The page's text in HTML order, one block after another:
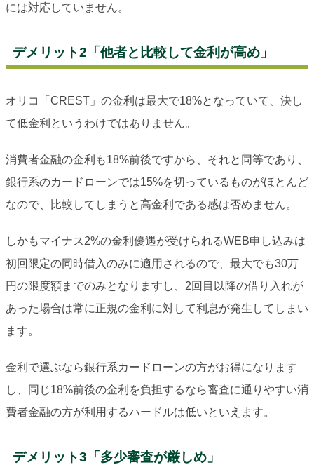
には対応していません。
デメリット2「他者と比較して金利が高め」
オリコ「CREST」の金利は最大で18%となっていて、決し
て低金利というわけではありません。
消費者金融の金利も18%前後ですから、それと同等であり、
銀行系のカードローンでは15%を切っているものがほとんど
なので、比較してしまうと高金利である感は否めません。
しかもマイナス2%の金利優遇が受けられるWEB申し込みは
初回限定の同時借入のみに適用されるので、最大でも30万
円の限度額までのみとなりますし、2回目以降の借り入れが
あった場合は常に正規の金利に対して利息が発生してしまい
ます。
金利で選ぶなら銀行系カードローンの方がお得になります
し、同じ18%前後の金利を負担するなら審査に通りやすい消
費者金融の方が利用するハードルは低いといえます。
デメリット3「多少審査が厳しめ」